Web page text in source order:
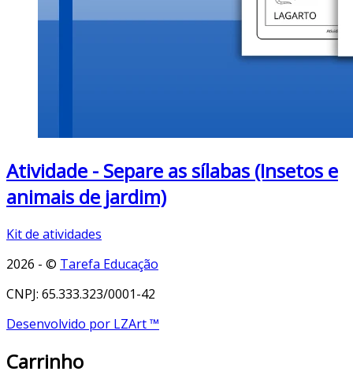
Atividade - Separe as sílabas (Insetos e
animais de jardim)
Kit de atividades
2026 - © Tarefa Educação
CNPJ: 65.333.323/0001-42
Desenvolvido por LZArt ™
Carrinho